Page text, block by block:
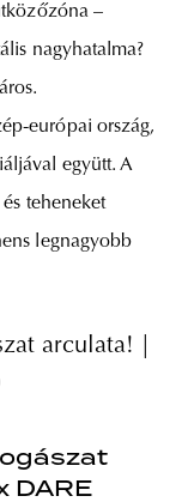
–
nagyhatalma?
európai ország,
együtt. A
teheneket
legnagyobb
DARE